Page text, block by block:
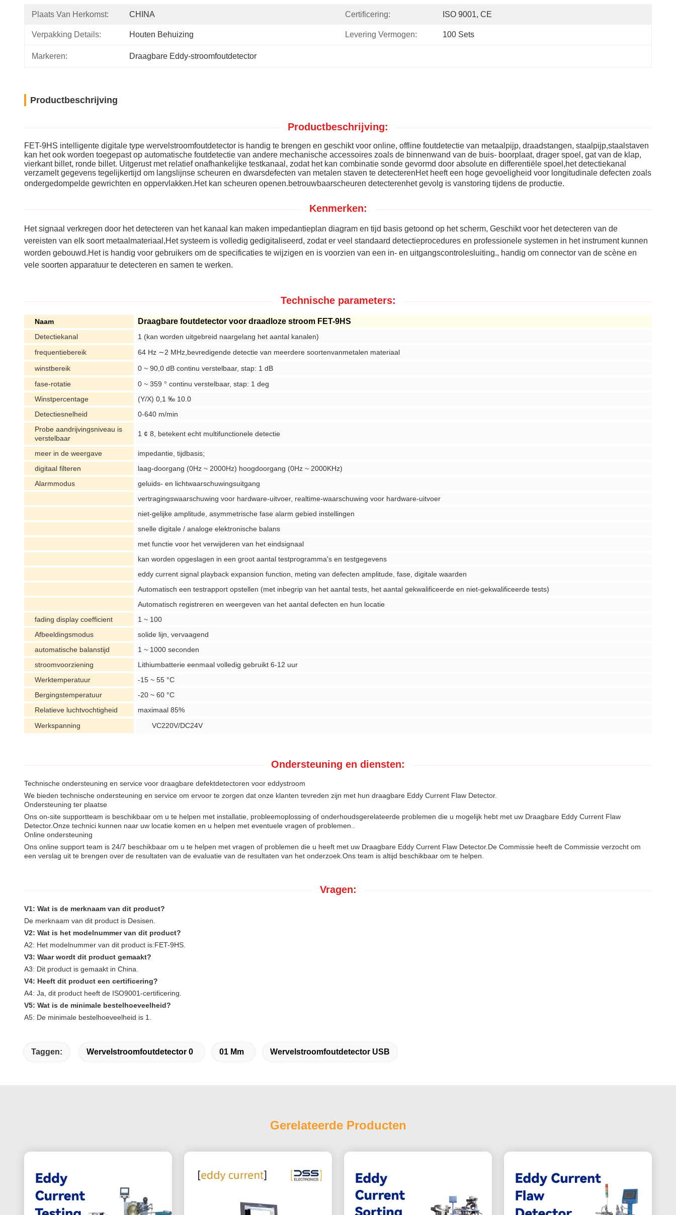
Plaats Van Herkomst: CHINA Certificering: ISO 9001, CE
Verpakking Details: Houten Behuizing Levering Vermogen: 100 Sets
Markeren: Draagbare Eddy-stroomfoutdetector
Productbeschrijving
Productbeschrijving:
FET-9HS intelligente digitale type wervelstroomfoutdetector is handig te brengen en geschikt voor online, offline foutdetectie van metaalpijp, draadstangen, staalpijp,staalstaven
kan het ook worden toegepast op automatische foutdetectie van andere mechanische accessoires zoals de binnenwand van de buis- boorplaat, drager spoel, gat van de klap,
vierkant billet, ronde billet. Uitgerust met relatief onafhankelijke testkanaal, zodat het kan combinatie sonde gevormd door absolute en differentiële spoel,het detectiekanal
verzamelt gegevens tegelijkertijd om langslijnse scheuren en dwarsdefecten van metalen staven te detecterenHet heeft een hoge gevoeligheid voor longitudinale defecten zoals
ondergedompelde gewrichten en oppervlakken.Het kan scheuren openen.betrouwbaarscheuren detecterenhet gevolg is vanstoring tijdens de productie.
Kenmerken:
Het signaal verkregen door het detecteren van het kanaal kan maken impedantieplan diagram en tijd basis getoond op het scherm, Geschikt voor het detecteren van de
vereisten van elk soort metaal materiaal,Het systeem is volledig gedigitaliseerd, zodat er veel standaard detectieprocedures en professionele systemen in het instrument kunnen
worden gebouwd.Het is handig voor gebruikers om de specificaties te wijzigen en is voorzien van een in- en uitgangscontrolesluiting., handig om connector van de scène en
vele soorten apparatuur te detecteren en samen te werken.
Technische parameters:
Naam Draagbare foutdetector voor draadloze stroom FET-9HS
Detectiekanal
1 (kan worden uitgebreid naargelang het aantal kanalen)
frequentiebereik
64 Hz ∼2 MHz,bevredigende detectie van meerdere soortenvanmetalen materiaal
winstbereik
0 ~ 90,0 dB continu verstelbaar, stap: 1 dB
fase-rotatie
0 ~ 359 ° continu verstelbaar, stap: 1 deg
Winstpercentage
(Y/X) 0,1 ‰ 10.0
Detectiesnelheid
0-640 m/min
Probe aandrijvingsniveau is
verstelbaar
1 ¢ 8, betekent echt multifunctionele detectie
meer in de weergave
impedantie, tijdbasis;
digitaal filteren
laag-doorgang (0Hz ~ 2000Hz) hoogdoorgang (0Hz ~ 2000KHz)
Alarmmodus
geluids- en lichtwaarschuwingsuitgang
vertragingswaarschuwing voor hardware-uitvoer, realtime-waarschuwing voor hardware-uitvoer
niet-gelijke amplitude, asymmetrische fase alarm gebied instellingen
snelle digitale / analoge elektronische balans
met functie voor het verwijderen van het eindsignaal
kan worden opgeslagen in een groot aantal testprogramma's en testgegevens
eddy current signal playback expansion function, meting van defecten amplitude, fase, digitale waarden
Automatisch een testrapport opstellen (met inbegrip van het aantal tests, het aantal gekwalificeerde en niet-gekwalificeerde tests)
Automatisch registreren en weergeven van het aantal defecten en hun locatie
fading display coefficient
1 ~ 100
Afbeeldingsmodus
solide lijn, vervaagend
automatische balanstijd
1 ~ 1000 seconden
stroomvoorziening
Lithiumbatterie eenmaal volledig gebruikt 6-12 uur
Werktemperatuur
-15 ~ 55 °C
Bergingstemperatuur
-20 ~ 60 °C
Relatieve luchtvochtigheid
maximaal 85%
Werkspanning
VC220V/DC24V
Ondersteuning en diensten:
Technische ondersteuning en service voor draagbare defektdetectoren voor eddystroom
We bieden technische ondersteuning en service om ervoor te zorgen dat onze klanten tevreden zijn met hun draagbare Eddy Current Flaw Detector.
Ondersteuning ter plaatse
Ons on-site supportteam is beschikbaar om u te helpen met installatie, probleemoplossing of onderhoudsgerelateerde problemen die u mogelijk hebt met uw Draagbare Eddy Current Flaw
Detector.Onze technici kunnen naar uw locatie komen en u helpen met eventuele vragen of problemen..
Online ondersteuning
Ons online support team is 24/7 beschikbaar om u te helpen met vragen of problemen die u heeft met uw Draagbare Eddy Current Flaw Detector.De Commissie heeft de Commissie verzocht om
een verslag uit te brengen over de resultaten van de evaluatie van de resultaten van het onderzoek.Ons team is altijd beschikbaar om te helpen.
Vragen:
V1: Wat is de merknaam van dit product?
De merknaam van dit product is Desisen.
V2: Wat is het modelnummer van dit product?
A2: Het modelnummer van dit product is:FET-9HS
V3: Waar wordt dit product gemaakt?
A3: Dit product is gemaakt in China.
V4: Heeft dit product een certificering?
A4: Ja, dit product heeft de ISO9001-certificering.
V5: Wat is de minimale bestelhoeveelheid?
A5: De minimale bestelhoeveelheid is 1.
Taggen: Wervelstroomfoutdetector 0 01 Mm Wervelstroomfoutdetector USB
Gerelateerde Producten